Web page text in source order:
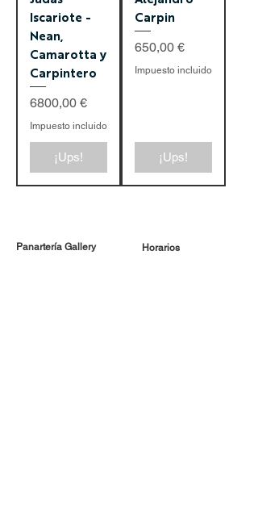
Iscariote -
Nean,
Camarotta y
Carpintero
Precio
6800,00 €
Impuesto incluido
¡Ups!
Carpin
Precio
650,00 €
Impuesto incluido
¡Ups!
Panartería Gallery Horarios